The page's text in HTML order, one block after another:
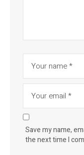
Save my name,
the next time I